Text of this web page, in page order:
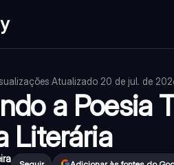
·Atualizado 20 de jul. de
a Poesia
Literária